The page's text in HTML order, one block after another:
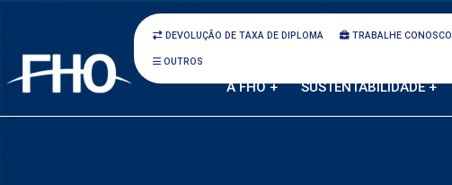
DEVOLUÇÃO DE TAXA DE DIPLOMA TRABALHE CONOSCO
OUTROS
A FHO + SUSTENTABILIDADE +